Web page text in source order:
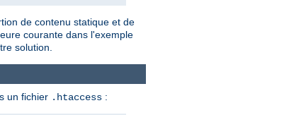
de contenu statique et de
courante dans l'exemple
solution.
un fichier .htaccess :